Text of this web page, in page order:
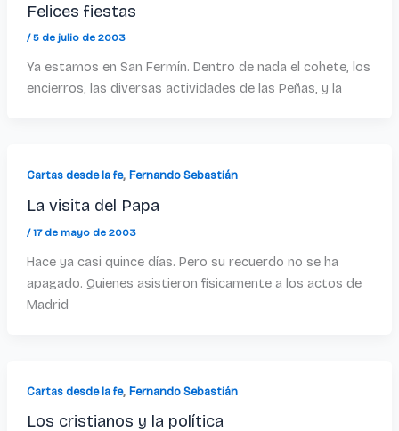
Felices fiestas
/5 de julio de 2003
Ya estamos en San Fermín. Dentro de nada el cohete, los
encierros, las diversas actividades de las Peñas, y la
Cartas desde la fe, Fernando Sebastián
La visita del Papa
/17 de mayo de 2003
Hace ya casi quince días. Pero su recuerdo no se ha
apagado. Quienes asistieron físicamente a los actos de
Madrid
Cartas desde la fe, Fernando Sebastián
Los cristianos y la política